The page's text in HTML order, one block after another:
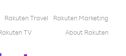
Rakuten Travel
Rakuten Marketing
TV About Rakuten